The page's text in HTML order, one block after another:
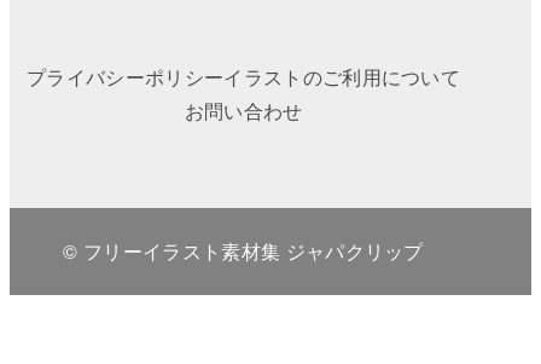
プライバシーポリシーイラストのご利用について
お問い合わせ
© フリーイラスト素材集 ジャパクリップ